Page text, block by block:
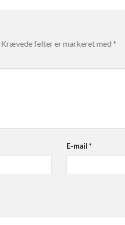
Krævede felter er markeret med *
E-mail*